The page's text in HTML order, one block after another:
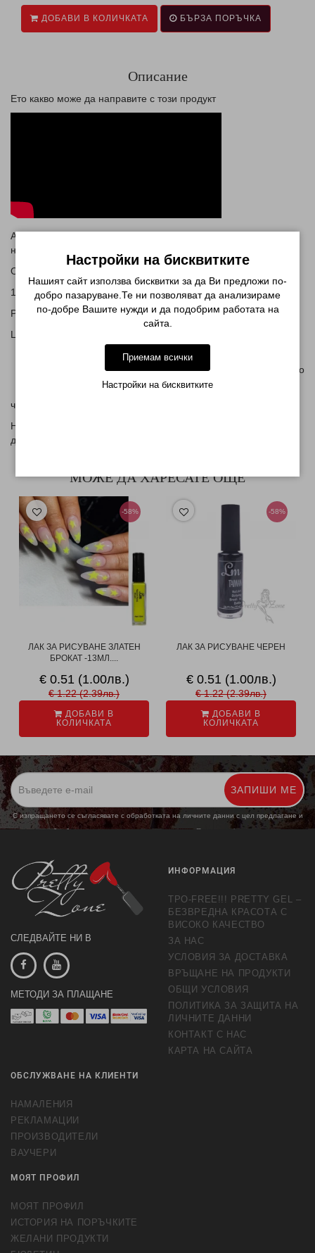
ДОБАВИ В КОЛИЧКАТА БЪРЗА ПОРЪЧКА
Описание
Eто какво може да направите с този продукт
Акрилни боички за маникюр върху естествен или изкуствен
нокът.
Описание:
12 броя акрилни бои в удобна за съхранение кутия.
Разфасовки от 12мл
Цветове-
основни- бял и черен
цветни - люляк,тъмно кафяв,зелен,тъмно лилав,небесно
син,топла циклама,
червено,портокалово,лимонено жълт,розов
Нанасят се с четка за рисуване и след завършване на
декорацията се запечатват задължително с топ лак!
МОЖЕ ДА ХАРЕСАТЕ ОЩЕ
-58%
ЛАК ЗА РИСУВАНЕ ЗЛАТЕН
БРОКАТ -13МЛ....
€ 0.51 (1.00лв.)
€ 1.22 (2.39лв.)
ДОБАВИ В
КОЛИЧКАТА
-58%
ЛАК ЗА РИСУВАНЕ ЧЕРЕН
€ 0.51 (1.00лв.)
€ 1.22 (2.39лв.)
ДОБАВИ В
КОЛИЧКАТА
ЗАПИШИ МЕ
С изпращането се съгласявате с обработката на личните данни с цел предлагане и
обработка на маркетингови предложения. Повече информация
СЛЕДВАЙТЕ НИ В
МЕТОДИ ЗА ПЛАЩАНЕ
ИНФОРМАЦИЯ
TPO-FREE!!! PRETTY GEL –
БЕЗВРЕДНА КРАСОТА С
ВИСОКО КАЧЕСТВО
ЗА НАС
УСЛОВИЯ ЗА ДОСТАВКА
ВРЪЩАНЕ НА ПРОДУКТИ
ОБЩИ УСЛОВИЯ
ПОЛИТИКА ЗА ЗАЩИТА НА
ЛИЧНИТЕ ДАННИ
КОНТАКТ С НАС
КАРТА НА САЙТА
ОБСЛУЖВАНЕ НА КЛИЕНТИ
НАМАЛЕНИЯ
РЕКЛАМАЦИИ
ПРОИЗВОДИТЕЛИ
ВАУЧЕРИ
МОЯТ ПРОФИЛ
МОЯТ ПРОФИЛ
ИСТОРИЯ НА ПОРЪЧКИТЕ
ЖЕЛАНИ ПРОДУКТИ
Настройки на бисквитките
Нашият сайт използва бисквитки за да Ви предложи по-
добро пазаруване.Те ни позволяват да анализираме
по-добре Вашите нужди и да подобрим работата на
сайта.
Приемам всички
Настройки на бисквитките